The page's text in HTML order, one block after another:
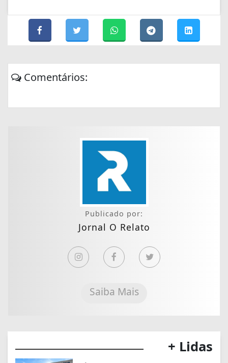
Comentários:
Publicado por:
Jornal O Relato
Saiba Mais
+ Lidas